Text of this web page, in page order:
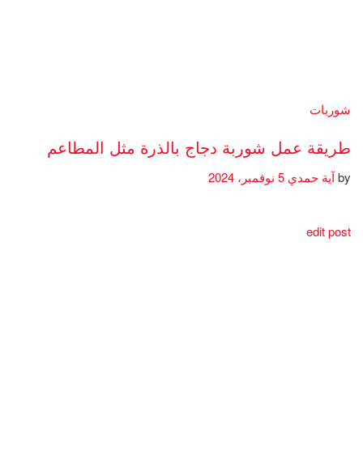
شوربات
طريقة عمل شوربة دجاج بالذرة مثل المطاعم
byآية حمدي
edit post